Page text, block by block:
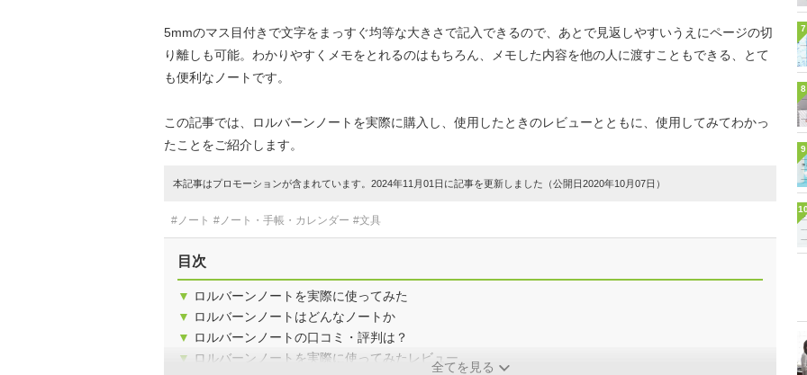
5mmのマス目付きで文字をまっすぐ均等な大きさで記入できるので、あとで見返しやすいうえにページの切
り離しも可能。わかりやすくメモをとれるのはもちろん、メモした内容を他の人に渡すこともできる、とて
も便利なノートです。
この記事では、ロルバーンノートを実際に購入し、使用したときのレビューとともに、使用してみてわかっ
たことをご紹介します。
本記事はプロモーションが含まれています。2024年11月01日に記事を更新しました（公開日2020年10月07日）
#ノート #ノート・手帳・カレンダー #文具
目次
▼ ロルバーンノートを実際に使ってみた
▼ ロルバーンノートはどんなノートか
▼ ロルバーンノートの口コミ・評判は？
▼ ロルバーンノートを実際に使ってみたレビュー
全てを見る
7
8
9